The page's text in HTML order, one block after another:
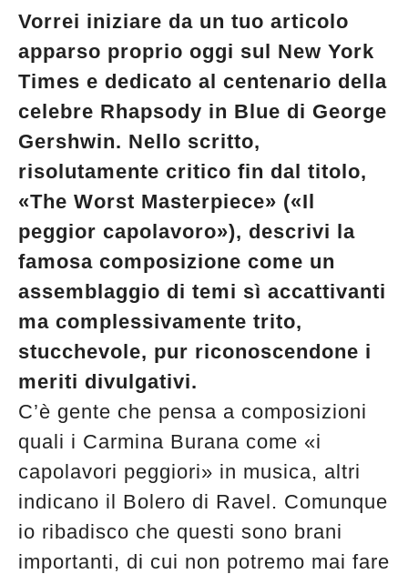
Vorrei iniziare da un tuo articolo
apparso proprio oggi sul New York
Times e dedicato al centenario della
celebre Rhapsody in Blue di George
Gershwin. Nello scritto,
risolutamente critico fin dal titolo,
«The Worst Masterpiece» («Il
peggior capolavoro»), descrivi la
famosa composizione come un
assemblaggio di temi sì accattivanti
ma complessivamente trito,
stucchevole, pur riconoscendone i
meriti divulgativi.
C’è gente che pensa a composizioni
quali i Carmina Burana come «i
capolavori peggiori» in musica, altri
indicano il Bolero di Ravel. Comunque
io ribadisco che questi sono brani
importanti, di cui non potremo mai fare